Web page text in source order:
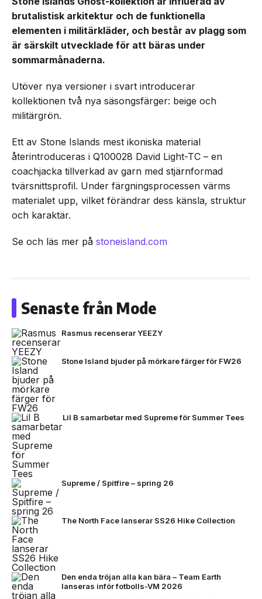
brutalistisk arkitektur och de funktionella
elementen i militärkläder, och består av plagg som
är särskilt utvecklade för att bäras under
sommarmånaderna.
Utöver nya versioner i svart introducerar
kollektionen två nya säsongsfärger: beige och
militärgrön.
Ett av Stone Islands mest ikoniska material
återintroduceras i Q100028 David Light-TC – en
coachjacka tillverkad av garn med stjärnformad
tvärsnittsprofil. Under färgningsprocessen värms
materialet upp, vilket förändrar dess känsla, struktur
och karaktär.
Se och läs mer på stoneisland.com
Senaste från Mode
Rasmus recenserar YEEZY
Stone Island bjuder på mörkare färger för FW26
Lil B samarbetar med Supreme för Summer Tees
Supreme / Spitfire – spring 26
The North Face lanserar SS26 Hike Collection
Den enda tröjan alla kan bära – Team Earth
lanseras inför fotbolls-VM 2026